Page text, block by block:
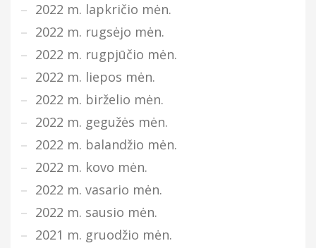
2022 m. lapkričio mėn.
2022 m. rugsėjo mėn.
2022 m. rugpjūčio mėn.
2022 m. liepos mėn.
2022 m. birželio mėn.
2022 m. gegužės mėn.
2022 m. balandžio mėn.
2022 m. kovo mėn.
2022 m. vasario mėn.
2022 m. sausio mėn.
2021 m. gruodžio mėn.